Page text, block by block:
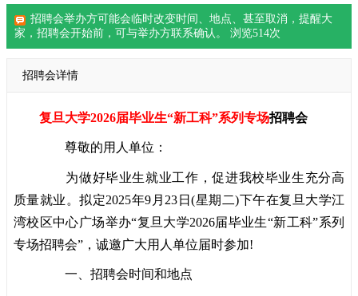
招聘会举办方可能会临时改变时间、地点、甚至取消，提醒大
家， 招聘会开始前，可与举办方联系确认。 浏览514次
招聘会详情
复旦大学2026届毕业生“新工科”系列专场招聘会
尊敬的用人单位：
为做好毕业生就业工作，促进我校毕业生充分高
质量就业。拟定2025年9月23日(星期二)下午在复旦大学江
湾校区中心广场举办“复旦大学2026届毕业生“新工科”系列
专场招聘会”，诚邀广大用人单位届时参加!
一、招聘会时间和地点